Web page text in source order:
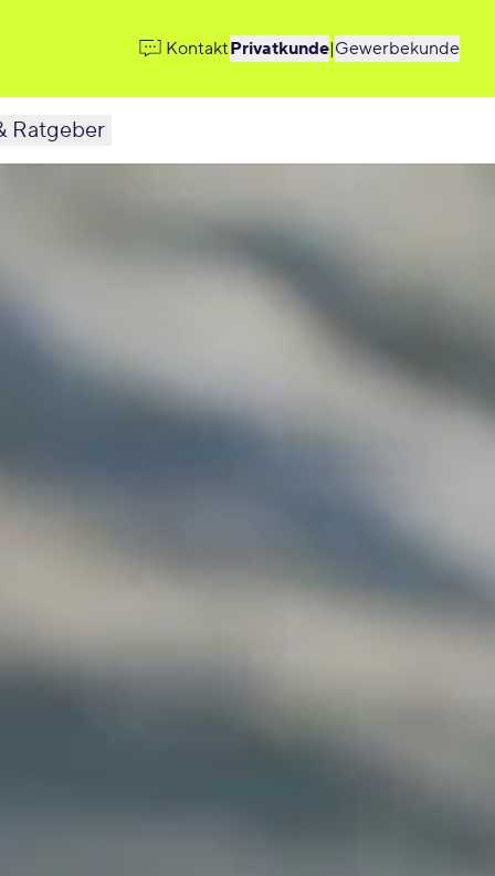
KontaktPrivatkunde|Gewerbekunde
Ratgeber